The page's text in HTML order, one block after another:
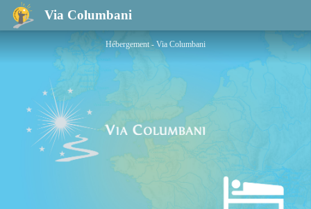
Via Columbani
Hôtel La Ducasse à Coussey
Hébergement - Via Columbani